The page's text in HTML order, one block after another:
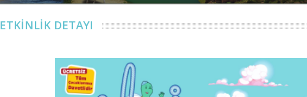
ETKİNLİK DETAYI